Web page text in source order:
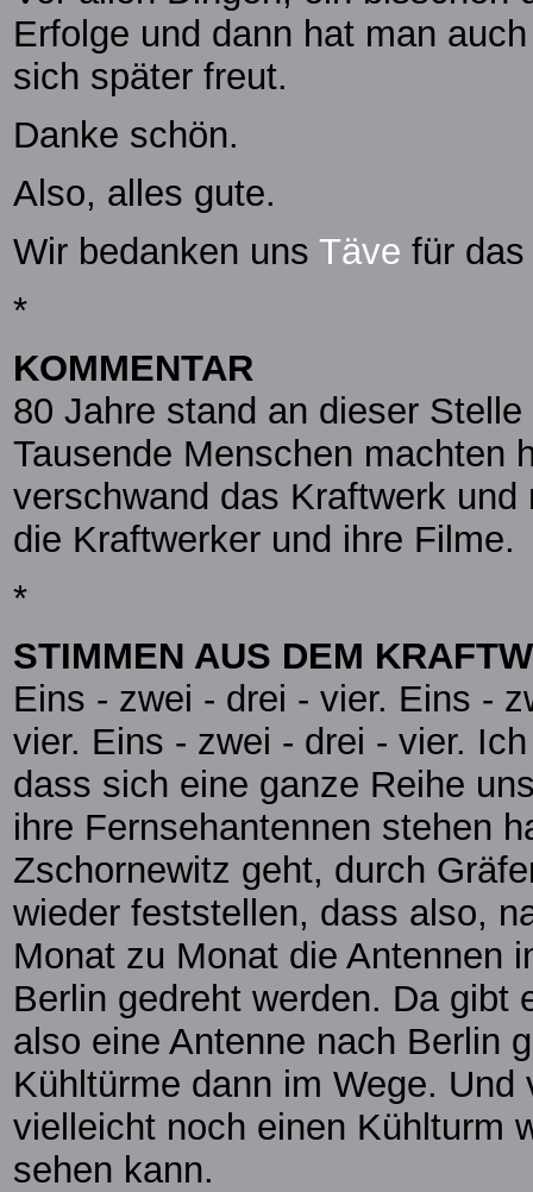
Erfolge und dann hat man
sich später freut.
Danke schön.
Also, alles gute.
Wir bedanken uns Täve für
*
KOMMENTAR
80 Jahre stand an dieser
Tausende Menschen machten
verschwand das Kraftwerk
die Kraftwerker und ihre Filme.
*
STIMMEN AUS DEM
Eins - zwei - drei - vier. Eins -
vier. Eins - zwei - drei - vier.
dass sich eine ganze Reihe
ihre Fernsehantennen stehen
Zschornewitz geht, durch
wieder feststellen, dass also,
Monat zu Monat die Antennen
Berlin gedreht werden. Da gibt
also eine Antenne nach Berlin
Kühltürme dann im Wege.
vielleicht noch einen Kühlturm
sehen kann.